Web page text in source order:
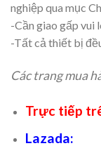
nghiệp qua mục
-Cần giao gấp vui
-Tất cả thiết bị
Các trang mua
Trực tiếp
Lazada: